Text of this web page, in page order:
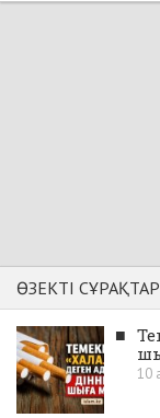
ӨЗЕКТІ СҰРАҚТАР
■
10